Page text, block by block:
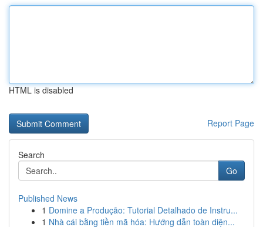
HTML is disabled
Report Page
Search
Go
Published News
1 Domine a Produção: Tutorial Detalhado de Instru...
1 Nhà cái bằng tiền mã hóa: Hướng dẫn toàn diện...